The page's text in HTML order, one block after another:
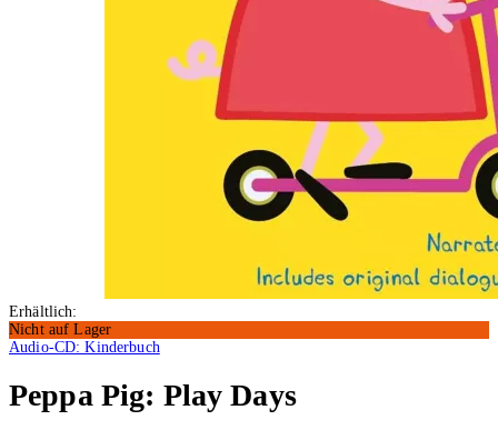
Erhältlich:
Nicht auf Lager
Audio-CD: Kinderbuch
Peppa Pig: Play Days